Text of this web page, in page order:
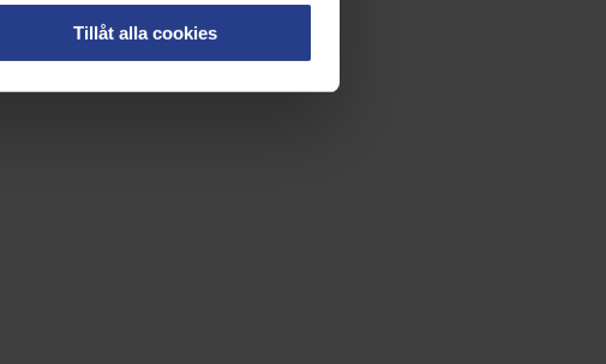
Tillåt alla cookies